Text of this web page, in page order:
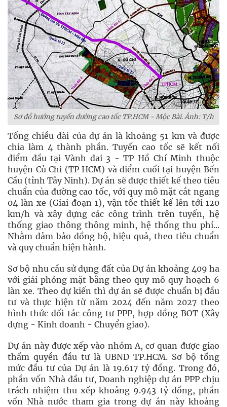
Sơ đồ hướng tuyến đường cao tốc TP.HCM - Mộc Bài. Ảnh: T/h
Tổng chiều dài của dự án là khoảng 51 km và được
chia làm 4 thành phần. Tuyến cao tốc sẽ kết nối
điểm đầu tại Vành đai 3 - TP Hồ Chí Minh thuộc
huyện Củ Chi (TP HCM) và điểm cuối tại huyện Bến
Cầu (tỉnh Tây Ninh). Dự án sẽ được thiết kế theo tiêu
chuẩn của đường cao tốc, với quy mô mặt cắt ngang
04 làn xe (Giai đoạn 1), vận tốc thiết kế lên tới 120
km/h và xây dựng các công trình trên tuyến, hệ
thống giao thông thông minh, hệ thống thu phí...
Nhằm đảm bảo đồng bộ, hiệu quả, theo tiêu chuẩn
và quy chuẩn hiện hành.
Sơ bộ nhu cầu sử dụng đất của Dự án khoảng 409 ha
với giải phóng mặt bằng theo quy mô quy hoạch 6
làn xe. Theo dự kiến thì dự án sẽ được chuẩn bị đầu
tư và thực hiện từ năm 2024 đến năm 2027 theo
hình thức đối tác công tư PPP, hợp đồng BOT (Xây
dựng - Kinh doanh - Chuyển giao).
Dự án này được xếp vào nhóm A, cơ quan được giao
thẩm quyền đầu tư là UBND TP.HCM. Sơ bộ tổng
mức đầu tư của Dự án là 19.617 tỷ đồng. Trong đó,
phần vốn Nhà đầu tư, Doanh nghiệp dự án PPP chịu
trách nhiệm thu xếp khoảng 9.943 tỷ đồng, phần
vốn Nhà nước tham gia trong dự án này khoảng